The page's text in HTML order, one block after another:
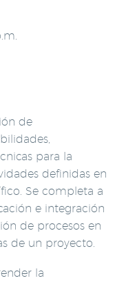
de
para la
definidas en
Se completa a
e integración
de procesos en
de un proyecto.
la